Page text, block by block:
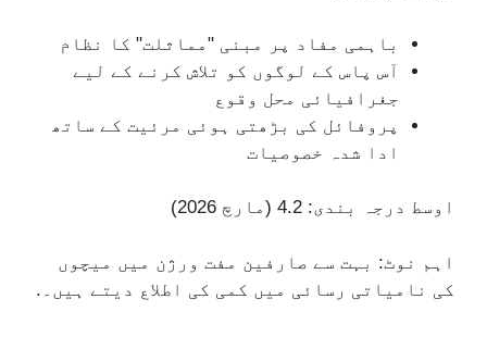
باہمی مفاد پر مبنی "مماثلت" کا نظام
آس پاس کے لوگوں کو تلاش کرنے کے لیے
جغرافیائی محل وقوع
پروفائل کی بڑھتی ہوئی مرئیت کے ساتھ
ادا شدہ خصوصیات
اوسط درجہ بندی: 4.2 (مارچ 2026)
اہم نوٹ: بہت سے صارفین مفت ورژن میں میچوں
کی نامیاتی رسائی میں کمی کی اطلاع دیتے ہیں۔.